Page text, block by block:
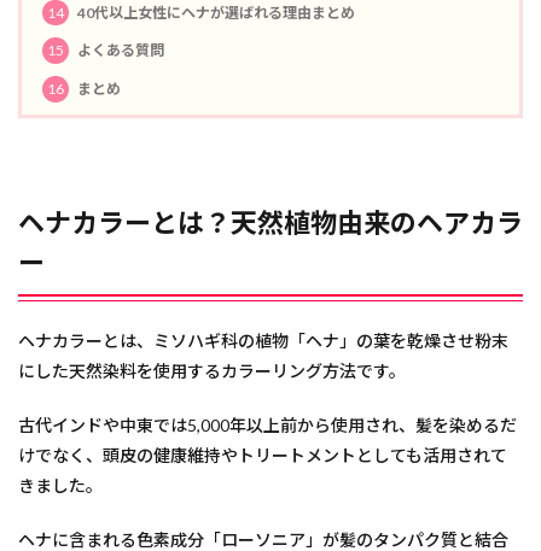
14 40代以上女性にヘナが選ばれる理由まとめ
15 よくある質問
16 まとめ
ヘナカラーとは？天然植物由来のヘアカラ
ー
ヘナカラーとは、ミソハギ科の植物「ヘナ」の葉を乾燥させ粉末
にした天然染料を使用するカラーリング方法です。
古代インドや中東では5,000年以上前から使用され、髪を染めるだ
けでなく、頭皮の健康維持やトリートメントとしても活用されて
きました。
ヘナに含まれる色素成分「ローソニア」が髪のタンパク質と結合